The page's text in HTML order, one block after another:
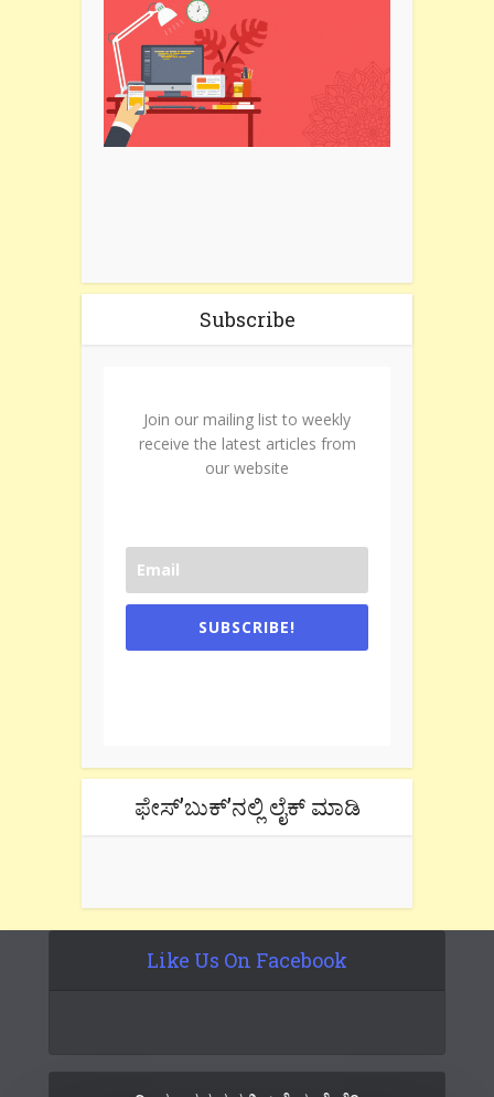
Subscribe
Join our mailing list to weekly
receive the latest articles from
our website
SUBSCRIBE!
ಫೇಸ್’ಬುಕ್’ನಲ್ಲಿ ಲೈಕ್ ಮಾಡಿ
Like Us On Facebook